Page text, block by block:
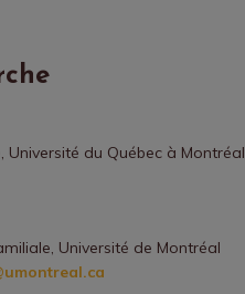
du Québec à Montréal
Université de Montréal